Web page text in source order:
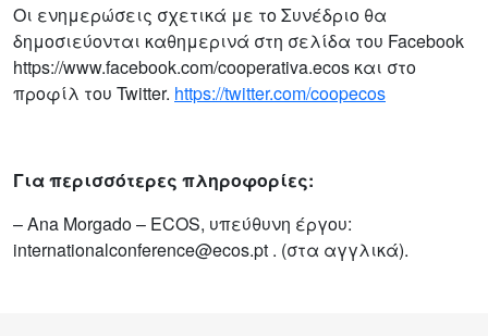
Οι ενημερώσεις σχετικά με το Συνέδριο θα
δημοσιεύονται καθημερινά στη σελίδα του Facebook
https://www.facebook.com/cooperativa.ecos και στο
προφίλ του Twitter. https://twitter.com/coopecos
Για περισσότερες πληροφορίες:
– Ana Morgado – ECOS, υπεύθυνη έργου:
internationalconference@ecos.pt . (στα αγγλικά).